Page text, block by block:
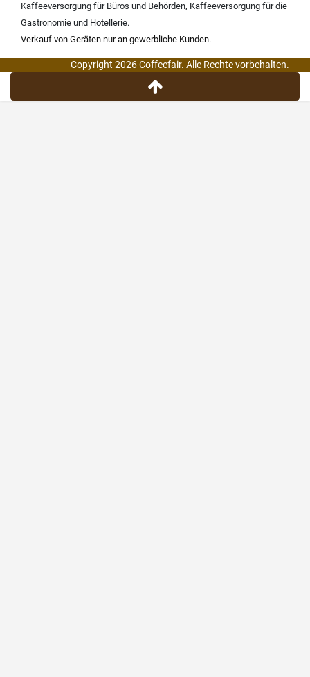
Kaffeeversorgung für Büros und Behörden, Kaffeeversorgung für die
Gastronomie und Hotellerie.
Verkauf von Geräten nur an gewerbliche Kunden.
Copyright 2026 Coffeefair. Alle Rechte vorbehalten.